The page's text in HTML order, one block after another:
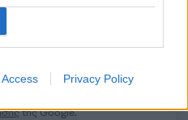
Privacy Policy
της Google.